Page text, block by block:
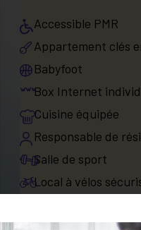
Accessible PMR
Appartement clés
Babyfoot
Box Internet
Cuisine équipée
Responsable de
Salle de sport
Local à vélos